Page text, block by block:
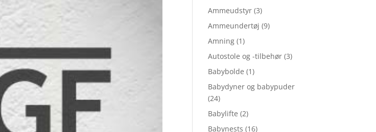
Ammeudstyr (3)
Ammeundertøj (9)
Amning (1)
Autostole og -tilbehør (3)
Babybolde (1)
Babydyner og babypuder
(24)
Babylifte (2)
Babynests (16)